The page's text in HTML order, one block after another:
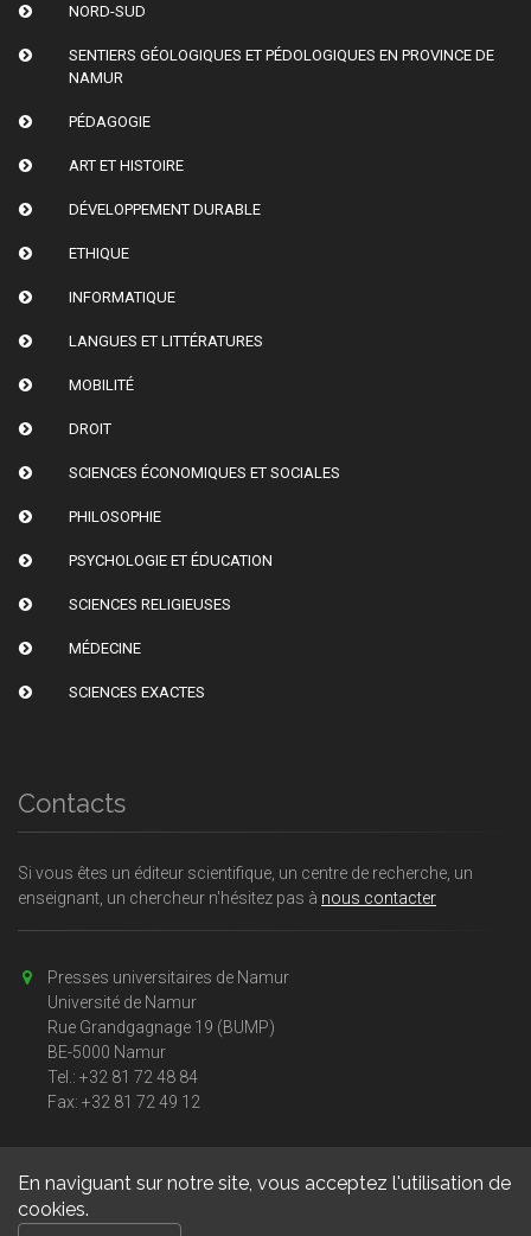
En naviguant sur notre site, vous acceptez l'utilisation de
cookies.
NORD-SUD
SENTIERS GÉOLOGIQUES ET PÉDOLOGIQUES EN PROVINCE DE
NAMUR
PÉDAGOGIE
ART ET HISTOIRE
DÉVELOPPEMENT DURABLE
ETHIQUE
INFORMATIQUE
LANGUES ET LITTÉRATURES
MOBILITÉ
DROIT
SCIENCES ÉCONOMIQUES ET SOCIALES
PHILOSOPHIE
PSYCHOLOGIE ET ÉDUCATION
SCIENCES RELIGIEUSES
MÉDECINE
SCIENCES EXACTES
Contacts
Si vous êtes un éditeur scientifique, un centre de recherche, un
enseignant, un chercheur n'hésitez pas à nous contacter
Presses universitaires de Namur
Université de Namur
Rue Grandgagnage 19 (BUMP)
BE-5000 Namur
Tel.: +32 81 72 48 84
Fax: +32 81 72 49 12